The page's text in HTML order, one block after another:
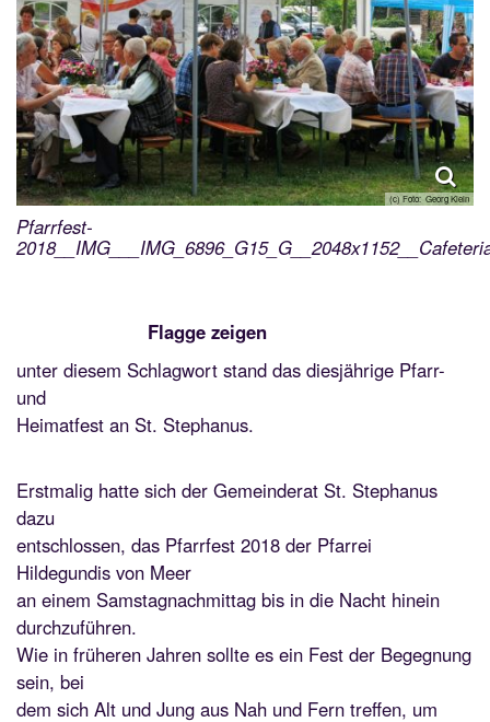
(c) Foto: Georg Klein
Pfarrfest-
Flagge zeigen
unter diesem Schlagwort stand das diesjährige Pfarr-
und
Heimatfest an St. Stephanus.
Erstmalig hatte sich der Gemeinderat St. Stephanus
dazu
entschlossen, das Pfarrfest 2018 der Pfarrei
Hildegundis von Meer
an einem Samstagnachmittag bis in die Nacht hinein
durchzuführen.
Wie in früheren Jahren sollte es ein Fest der Begegnung
sein, bei
dem sich Alt und Jung aus Nah und Fern treffen, um